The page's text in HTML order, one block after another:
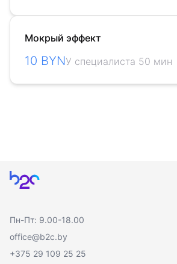
Мокрый эффект
10 BYNУ специалиста 50 мин
Главная
Пн-Пт: 9.00-18.00
office@b2c.by
+375 29 109 25 25